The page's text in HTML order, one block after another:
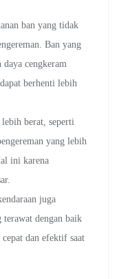
ban yang tidak
Ban yang
cengkeram
berhenti lebih
berat, seperti
yang lebih
ini karena
juga
terawat dengan baik
dan efektif saat